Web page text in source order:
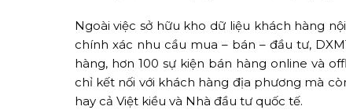
Ngoài việc sở hữu kho dữ liệu khách hàng
chính xác nhu cầu mua – bán – đầu tư,
hàng, hơn 100 sự kiện bán hàng online và
chỉ kết nối với khách hàng địa phương mà
hay cả Việt kiều và Nhà đầu tư quốc tế.